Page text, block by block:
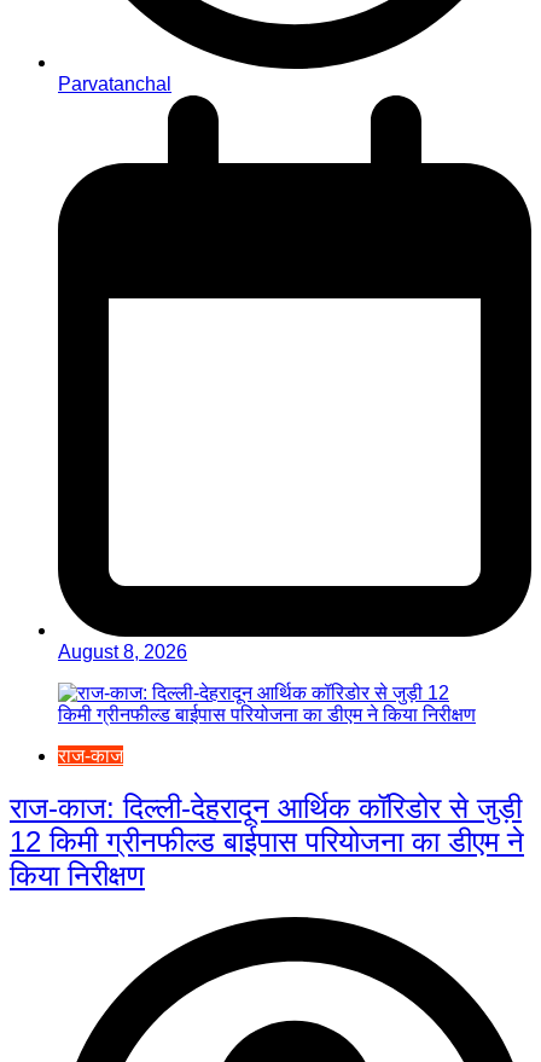
Parvatanchal
August 8, 2026
राज-काज
राज-काज: दिल्ली-देहरादून आर्थिक कॉरिडोर से जुड़ी
12 किमी ग्रीनफील्ड बाईपास परियोजना का डीएम ने
किया निरीक्षण